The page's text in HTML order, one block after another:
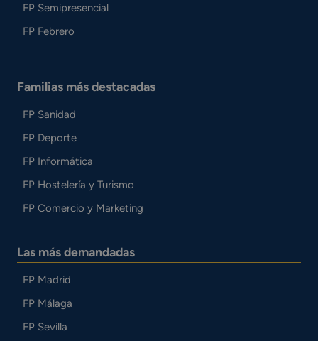
FP Semipresencial
FP Febrero
Familias más destacadas
FP Sanidad
FP Deporte
FP Informática
FP Hostelería y Turismo
FP Comercio y Marketing
Las más demandadas
FP Madrid
FP Málaga
FP Sevilla